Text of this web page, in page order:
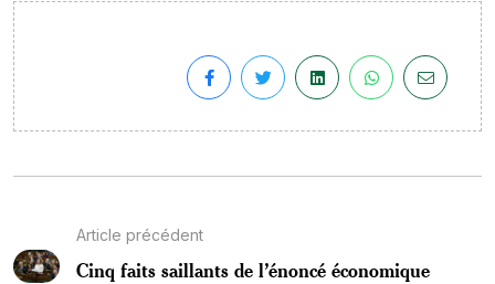
Article précédent
Cinq faits saillants de l’énoncé économique